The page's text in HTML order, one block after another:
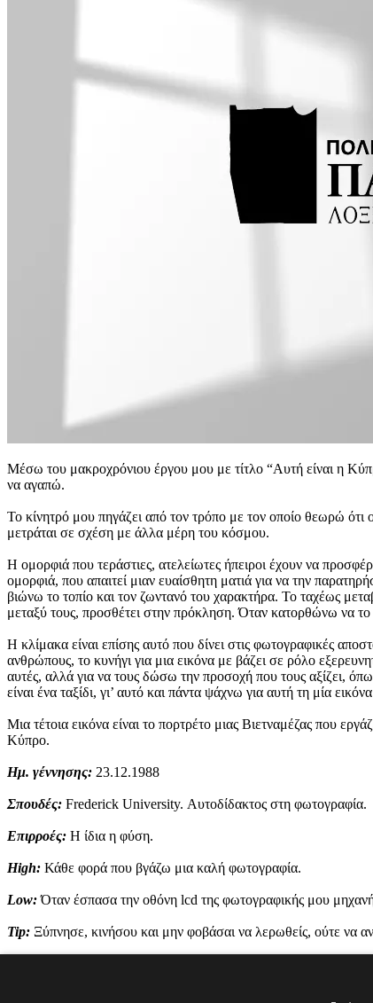
Μέσω του μακροχρόνιου έργου μου με τίτλο “Αυτή είναι η
να αγαπώ.
Το κίνητρό μου πηγάζει από τον τρόπο με τον οποίο θεωρώ
μετράται σε σχέση με άλλα μέρη του κόσμου.
Η ομορφιά που τεράστιες, ατελείωτες ήπειροι έχουν να
ομορφιά, που απαιτεί μιαν ευαίσθητη ματιά για να την
βιώνω το τοπίο και τον ζωντανό του χαρακτήρα. Το ταχέως
μεταξύ τους, προσθέτει στην πρόκληση. Όταν κατορθώνω να
Η κλίμακα είναι επίσης αυτό που δίνει στις φωτογραφικές
ανθρώπους, το κυνήγι για μια εικόνα με βάζει σε ρόλο
αυτές, αλλά για να τους δώσω την προσοχή που τους αξίζει,
είναι ένα ταξίδι, γι’ αυτό και πάντα ψάχνω για αυτή τη μία
Μια τέτοια εικόνα είναι το πορτρέτο μιας Βιετναμέζας που
Κύπρο.
Ημ. γέννησης: 23.12.1988
Σπουδές: Frederick University. Αυτοδίδακτος στη φωτογραφία.
Επιρροές: Η ίδια η φύση.
High: Κάθε φορά που βγάζω μια καλή φωτογραφία.
Low:Όταν έσπασα την οθόνη lcd της φωτογραφικής μου
Tip: Ξύπνησε, κινήσου και μην φοβάσαι να λερωθείς, ούτε να